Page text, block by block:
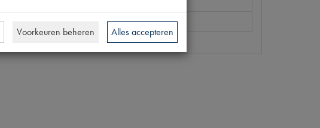
Voorkeuren beheren Alles accepteren